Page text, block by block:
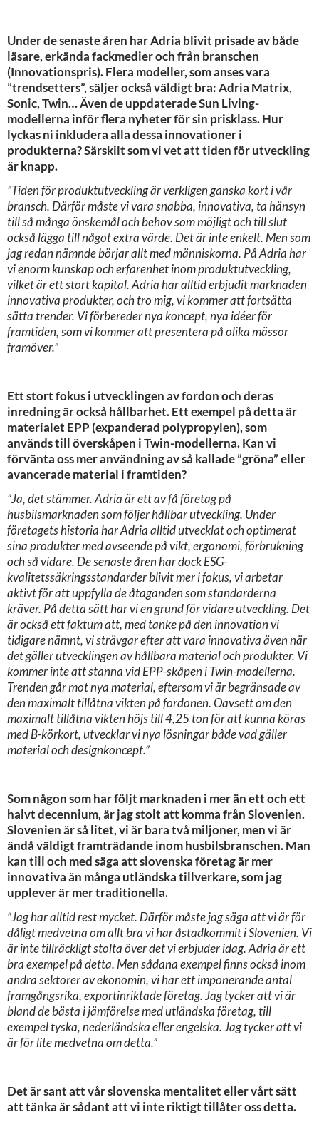
Under de senaste åren har Adria blivit prisade av både
läsare, erkända fackmedier och från branschen
(Innovationspris). Flera modeller, som anses vara
”trendsetters”, säljer också väldigt bra: Adria Matrix,
Sonic, Twin… Även de uppdaterade Sun Living-
modellerna inför flera nyheter för sin prisklass. Hur
lyckas ni inkludera alla dessa innovationer i
produkterna? Särskilt som vi vet att tiden för utveckling
är knapp.
”Tiden för produktutveckling är verkligen ganska kort i vår
bransch. Därför måste vi vara snabba, innovativa, ta hänsyn
till så många önskemål och behov som möjligt och till slut
också lägga till något extra värde. Det är inte enkelt. Men som
jag redan nämnde börjar allt med människorna. På Adria har
vi enorm kunskap och erfarenhet inom produktutveckling,
vilket är ett stort kapital. Adria har alltid erbjudit marknaden
innovativa produkter, och tro mig, vi kommer att fortsätta
sätta trender. Vi förbereder nya koncept, nya idéer för
framtiden, som vi kommer att presentera på olika mässor
framöver.”
Ett stort fokus i utvecklingen av fordon och deras
inredning är också hållbarhet. Ett exempel på detta är
materialet EPP (expanderad polypropylen), som
används till överskåpen i Twin-modellerna. Kan vi
förvänta oss mer användning av så kallade ”gröna” eller
avancerade material i framtiden?
”Ja, det stämmer. Adria är ett av få företag på
husbilsmarknaden som följer hållbar utveckling. Under
företagets historia har Adria alltid utvecklat och optimerat
sina produkter med avseende på vikt, ergonomi, förbrukning
och så vidare. De senaste åren har dock ESG-
kvalitetssäkringsstandarder blivit mer i fokus, vi arbetar
aktivt för att uppfylla de åtaganden som standarderna
kräver. På detta sätt har vi en grund för vidare utveckling. Det
är också ett faktum att, med tanke på den innovation vi
tidigare nämnt, vi strävgar efter att vara innovativa även när
det gäller utvecklingen av hållbara material och produkter. Vi
kommer inte att stanna vid EPP-skåpen i Twin-modellerna.
Trenden går mot nya material, eftersom vi är begränsade av
den maximalt tillåtna vikten på fordonen. Oavsett om den
maximalt tillåtna vikten höjs till 4,25 ton för att kunna köras
med B-körkort, utvecklar vi nya lösningar både vad gäller
material och designkoncept.”
Som någon som har följt marknaden i mer än ett och ett
halvt decennium, är jag stolt att komma från Slovenien.
Slovenien är så litet, vi är bara två miljoner, men vi är
ändå väldigt framträdande inom husbilsbranschen. Man
kan till och med säga att slovenska företag är mer
innovativa än många utländska tillverkare, som jag
upplever är mer traditionella.
”Jag har alltid rest mycket. Därför måste jag säga att vi är för
dåligt medvetna om allt bra vi har åstadkommit i Slovenien. Vi
är inte tillräckligt stolta över det vi erbjuder idag. Adria är ett
bra exempel på detta. Men sådana exempel finns också inom
andra sektorer av ekonomin, vi har ett imponerande antal
framgångsrika, exportinriktade företag. Jag tycker att vi är
bland de bästa i jämförelse med utländska företag, till
exempel tyska, nederländska eller engelska. Jag tycker att vi
är för lite medvetna om detta.”
Det är sant att vår slovenska mentalitet eller vårt sätt
att tänka är sådant att vi inte riktigt tillåter oss detta.